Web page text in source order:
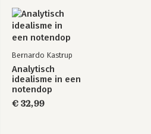
Bernardo Kastrup
Analytisch
idealisme in een
notendop
€ 32,99